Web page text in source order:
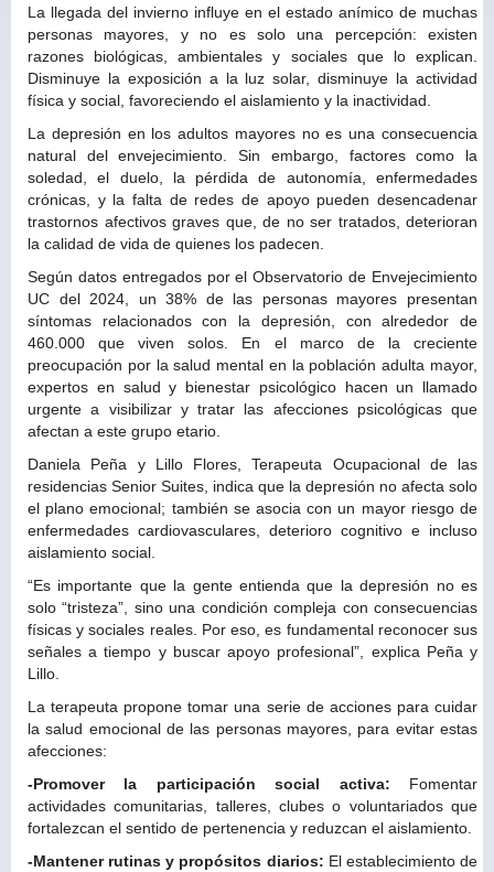
La llegada del invierno influye en el estado anímico de muchas
personas mayores, y no es solo una percepción: existen
razones biológicas, ambientales y sociales que lo explican.
Disminuye la exposición a la luz solar, disminuye la actividad
física y social, favoreciendo el aislamiento y la inactividad.
La depresión en los adultos mayores no es una consecuencia
natural del envejecimiento. Sin embargo, factores como la
soledad, el duelo, la pérdida de autonomía, enfermedades
crónicas, y la falta de redes de apoyo pueden desencadenar
trastornos afectivos graves que, de no ser tratados, deterioran
la calidad de vida de quienes los padecen.
Según datos entregados por el Observatorio de Envejecimiento
UC del 2024, un 38% de las personas mayores presentan
síntomas relacionados con la depresión, con alrededor de
460.000 que viven solos. En el marco de la creciente
preocupación por la salud mental en la población adulta mayor,
expertos en salud y bienestar psicológico hacen un llamado
urgente a visibilizar y tratar las afecciones psicológicas que
afectan a este grupo etario.
Daniela Peña y Lillo Flores, Terapeuta Ocupacional de las
residencias Senior Suites, indica que la depresión no afecta solo
el plano emocional; también se asocia con un mayor riesgo de
enfermedades cardiovasculares, deterioro cognitivo e incluso
aislamiento social.
“Es importante que la gente entienda que la depresión no es
solo “tristeza”, sino una condición compleja con consecuencias
físicas y sociales reales. Por eso, es fundamental reconocer sus
señales a tiempo y buscar apoyo profesional”, explica Peña y
Lillo.
La terapeuta propone tomar una serie de acciones para cuidar
la salud emocional de las personas mayores, para evitar estas
afecciones:
-Promover la participación social activa: Fomentar
actividades comunitarias, talleres, clubes o voluntariados que
fortalezcan el sentido de pertenencia y reduzcan el aislamiento.
-Mantener rutinas y propósitos diarios: El establecimiento de